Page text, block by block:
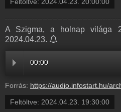
A Szigma, a holnap világa
2024.04.23.
00:00
Forrás: https://audio.infostart.hu/archive/audio/B57F2/
Feltöltve: 2024.04.23. 19:30:00